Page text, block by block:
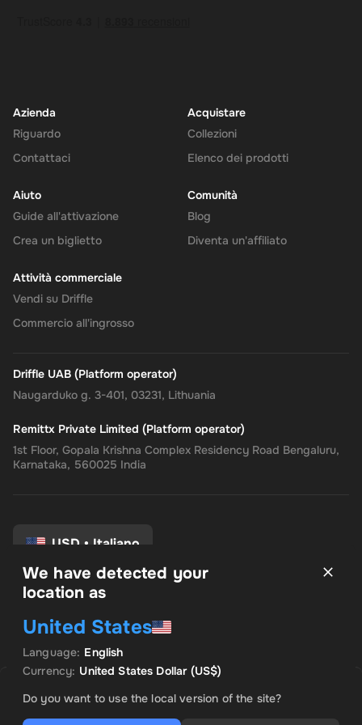
OFFERTA IN EVIDENZA
US$ 9.84
Azienda
Riguardo
Contattaci
Acquistare
Collezioni
Elenco dei prodotti
Aiuto
Guide all'attivazione
Crea un biglietto
Comunità
Blog
Diventa un'affiliato
Attività commerciale
Vendi su Driffle
Commercio all'ingrosso
Driffle UAB (Platform operator)
Naugarduko g. 3-401, 03231, Lithuania
Remittx Private Limited (Platform operator)
1st Floor, Gopala Krishna Complex Residency Road Bengaluru,
Karnataka, 560025 India
USD • Italiano
politica sulla riservatezza
Politica di rimborso
Preferenze di consenso
We have detected your
location as
United States
Language: English
Currency: United States Dollar(US$)
Do you want to use the local version of the site?